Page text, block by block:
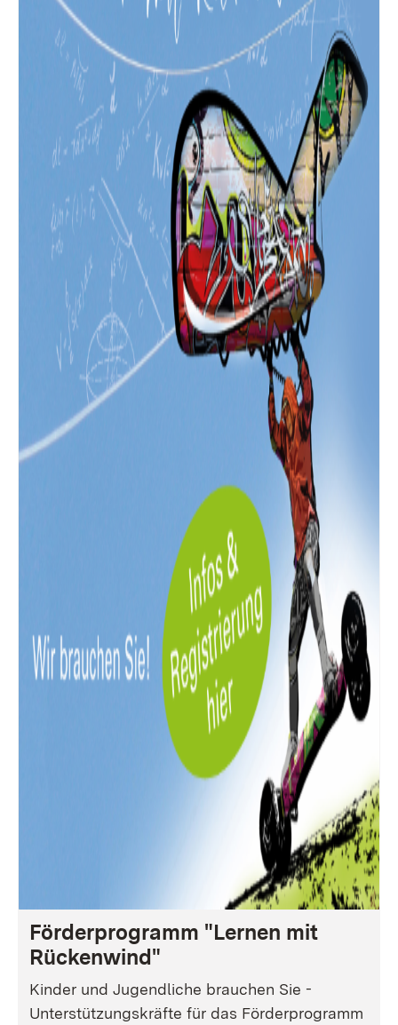
Förderprogramm "Lernen mit
Rückenwind"
Kinder und Jugendliche brauchen Sie -
Unterstützungskräfte für das Förderprogramm